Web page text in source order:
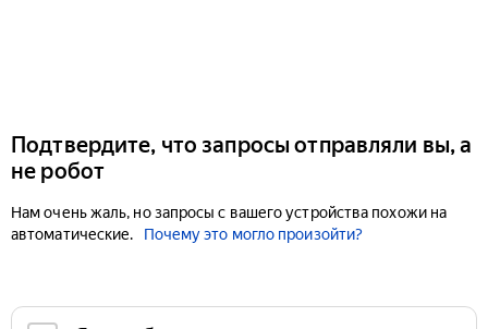
Подтвердите, что запросы отправляли вы, а
не робот
Нам очень жаль, но запросы с вашего устройства похожи на
автоматические.
Почему это могло произойти?